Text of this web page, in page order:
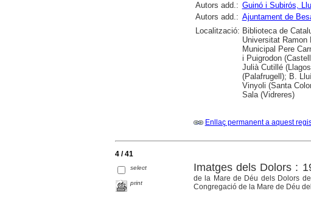
Autors add.: Guinó i Subirós,
Autors add.: Ajuntament de
Localització: Biblioteca de
Universitat
Municipal Pere
i Puigrodon
Julià Cutillé
(Palafrugell); B.
Vinyoli (Santa
Sala (Vidreres)
Enllaç permanent a aquest
4 / 41
select
print
Imatges dels Dolors :
de la Mare de Déu dels Dolors
Congregació de la Mare de Déu